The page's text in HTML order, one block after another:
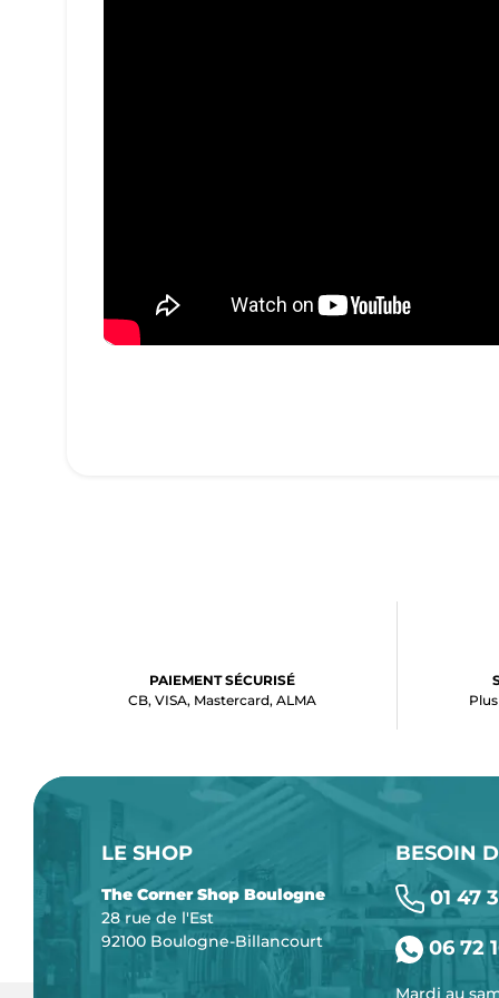
PAIEMENT SÉCURISÉ
CB, VISA, Mastercard, ALMA
LE SHOP
The Corner Shop Boulogne
28 rue de l'Est
92100 Boulogne-Billancourt
BESOIN
01 47
06 72
Mardi au